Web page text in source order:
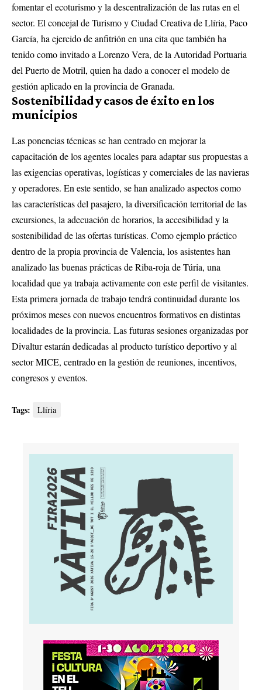
fomentar el ecoturismo y la descentralización de las rutas en el
sector. El concejal de Turismo y Ciudad Creativa de Llíria, Paco
García, ha ejercido de anfitrión en una cita que también ha
tenido como invitado a Lorenzo Vera, de la Autoridad Portuaria
del Puerto de Motril, quien ha dado a conocer el modelo de
gestión aplicado en la provincia de Granada.
Sostenibilidad y casos de éxito en los
municipios
Las ponencias técnicas se han centrado en mejorar la
capacitación de los agentes locales para adaptar sus propuestas a
las exigencias operativas, logísticas y comerciales de las navieras
y operadores. En este sentido, se han analizado aspectos como
las características del pasajero, la diversificación territorial de las
excursiones, la adecuación de horarios, la accesibilidad y la
sostenibilidad de las ofertas turísticas. Como ejemplo práctico
dentro de la propia provincia de Valencia, los asistentes han
analizado las buenas prácticas de Riba-roja de Túria, una
localidad que ya trabaja activamente con este perfil de visitantes.
Esta primera jornada de trabajo tendrá continuidad durante los
próximos meses con nuevos encuentros formativos en distintas
localidades de la provincia. Las futuras sesiones organizadas por
Divaltur estarán dedicadas al producto turístico deportivo y al
sector MICE, centrado en la gestión de reuniones, incentivos,
congresos y eventos.
Tags: Llíria